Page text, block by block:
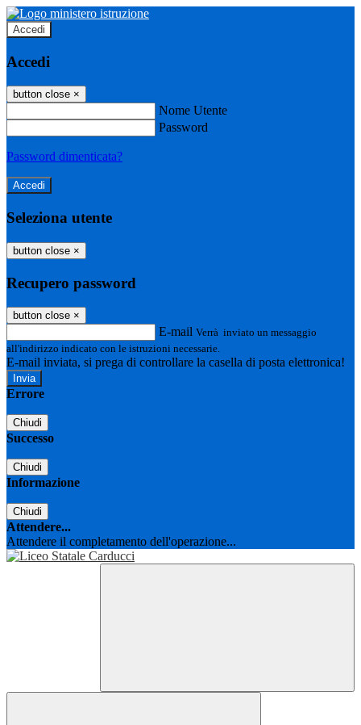
Accedi
Accedi
button close ×
Nome Utente
Password
Password dimenticata?
Seleziona utente
button close ×
Recupero password
button close ×
E-mail Verrà inviato un messaggio
all'indirizzo indicato con le istruzioni necessarie.
E-mail inviata, si prega di controllare la casella di posta elettronica!
Errore
Chiudi
Successo
Chiudi
Informazione
Chiudi
Attendere...
Attendere il completamento dell'operazione...